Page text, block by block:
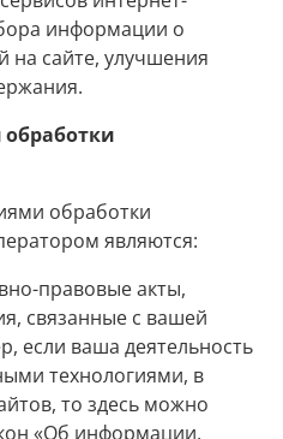
информации о
на сайте, улучшения
обработки
являются:
правовые акты,
связанные с вашей
если ваша деятельность
технологиями, в
то здесь можно
«Об информации,